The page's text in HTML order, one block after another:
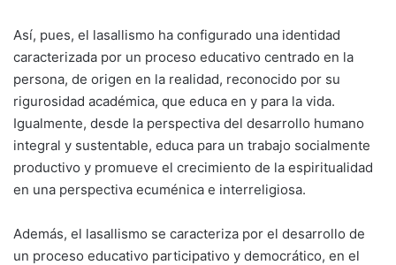
Así, pues, el lasallismo ha configurado una identidad
caracterizada por un proceso educativo centrado en la
persona, de origen en la realidad, reconocido por su
rigurosidad académica, que educa en y para la vida.
Igualmente, desde la perspectiva del desarrollo humano
integral y sustentable, educa para un trabajo socialmente
productivo y promueve el crecimiento de la espiritualidad
en una perspectiva ecuménica e interreligiosa.
Además, el lasallismo se caracteriza por el desarrollo de
un proceso educativo participativo y democrático, en el